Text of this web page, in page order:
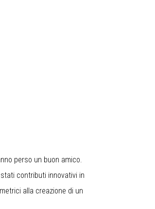
perso un buon amico.
contributi innovativi in
alla creazione di un